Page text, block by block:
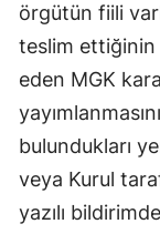
örgütün fiili
teslim
eden MGK
bulundukları
veya Kurul
yazılı